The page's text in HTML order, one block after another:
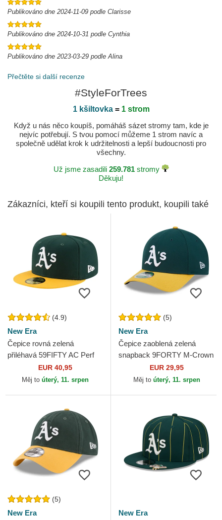
Publikováno dne 2024-11-09 podle Clarisse
Publikováno dne 2024-10-31 podle Cynthia
Publikováno dne 2023-03-29 podle Alina
Přečtěte si další recenze
#StyleForTrees
1 kšiltovka= 1 strom
Když u nás něco koupíš, pomáháš sázet stromy tam, kde je
nejvíc potřebují. S tvou pomocí můžeme 1 strom navíc a
společně udělat krok k udržitelnosti a lepší budoucnosti pro
všechny.
Už jsme zasadili 259.781stromy
Děkuju!
Zákazníci, kteří si koupili tento produkt, koupili také
(4.9)
New Era
Čepice rovná zelená
přiléhavá 59FIFTY AC Perf
Oakland Athletics MLB New
EUR 40,95
Měj to úterý, 11. srpen
(5)
New Era
Čepice zaoblená zelená
snapback 9FORTY M-Crown
Player Replica Oakland
Athletics MLB New Era
EUR 29,95
Měj to úterý, 11. srpen
(5)
New Era
New Era